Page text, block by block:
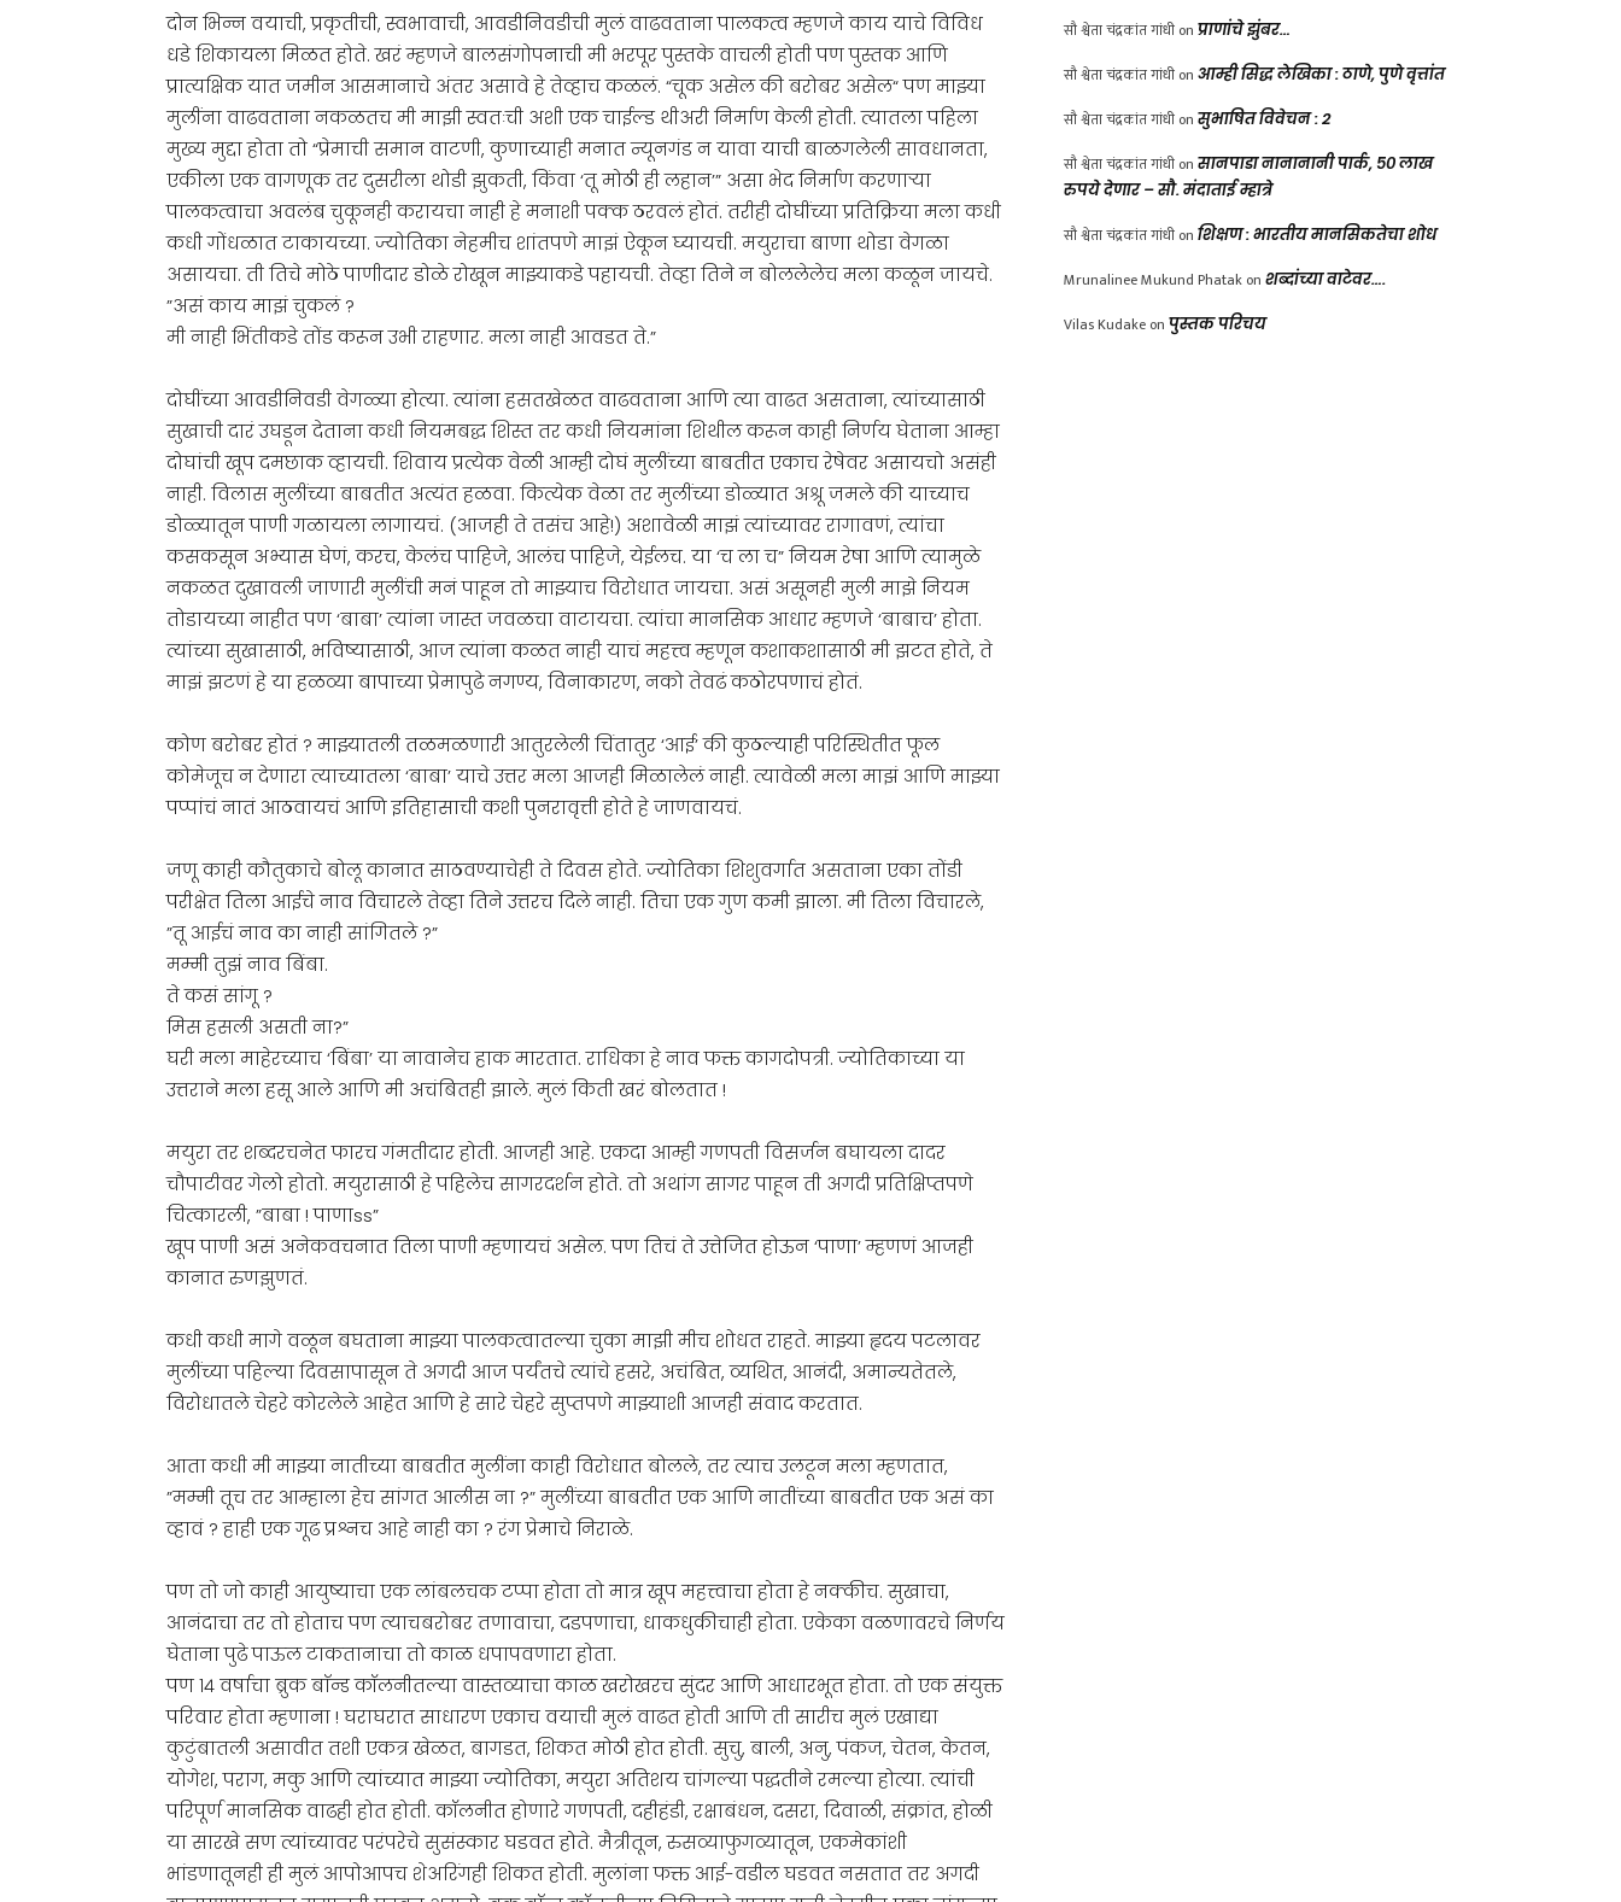
दोन भिन्न वयाची, प्रकृतीची, स्वभावाची, आवडीनिवडीची मुलं वाढवताना पालकत्व म्हणजे काय याचे विविध
धडे शिकायला मिळत होते. खरं म्हणजे बालसंगोपनाची मी भरपूर पुस्तके वाचली होती पण पुस्तक आणि
प्रात्यक्षिक यात जमीन आसमानाचे अंतर असावे हे तेव्हाच कळलं. “चूक असेल की बरोबर असेल“ पण माझ्या
मुलींना वाढवताना नकळतच मी माझी स्वतःची अशी एक चाईल्ड थीअरी निर्माण केली होती. त्यातला पहिला
मुख्य मुद्दा होता तो “प्रेमाची समान वाटणी, कुणाच्याही मनात न्यूनगंड न यावा याची बाळगलेली सावधानता,
एकीला एक वागणूक तर दुसरीला थोडी झुकती, किंवा ‘तू मोठी ही लहान’” असा भेद निर्माण करणाऱ्या
पालकत्वाचा अवलंब चुकूनही करायचा नाही हे मनाशी पक्क ठरवलं होतं. तरीही दोघींच्या प्रतिक्रिया मला कधी
कधी गोंधळात टाकायच्या. ज्योतिका नेहमीच शांतपणे माझं ऐकून घ्यायची. मयुराचा बाणा थोडा वेगळा
असायचा. ती तिचे मोठे पाणीदार डोळे रोखून माझ्याकडे पहायची. तेव्हा तिने न बोललेलेच मला कळून जायचे.
”असं काय माझं चुकलं ?
मी नाही भिंतीकडे तोंड करून उभी राहणार. मला नाही आवडत ते.”
दोघींच्या आवडीनिवडी वेगळ्या होत्या. त्यांना हसतखेळत वाढवताना आणि त्या वाढत असताना, त्यांच्यासाठी
सुखाची दारं उघडून देताना कधी नियमबद्ध शिस्त तर कधी नियमांना शिथील करून काही निर्णय घेताना आम्हा
दोघांची खूप दमछाक व्हायची. शिवाय प्रत्येक वेळी आम्ही दोघं मुलींच्या बाबतीत एकाच रेषेवर असायचो असंही
नाही. विलास मुलींच्या बाबतीत अत्यंत हळवा. कित्येक वेळा तर मुलींच्या डोळ्यात अश्रू जमले की याच्याच
डोळ्यातून पाणी गळायला लागायचं. (आजही ते तसंच आहे!) अशावेळी माझं त्यांच्यावर रागावणं, त्यांचा
कसकसून अभ्यास घेणं, करच, केलंच पाहिजे, आलंच पाहिजे, येईलच. या ‘च ला च” नियम रेषा आणि त्यामुळे
नकळत दुखावली जाणारी मुलींची मनं पाहून तो माझ्याच विरोधात जायचा. असं असूनही मुली माझे नियम
तोडायच्या नाहीत पण ‘बाबा’ त्यांना जास्त जवळचा वाटायचा. त्यांचा मानसिक आधार म्हणजे ‘बाबाच’ होता.
त्यांच्या सुखासाठी, भविष्यासाठी, आज त्यांना कळत नाही याचं महत्त्व म्हणून कशाकशासाठी मी झटत होते, ते
माझं झटणं हे या हळव्या बापाच्या प्रेमापुढे नगण्य, विनाकारण, नको तेवढं कठोरपणाचं होतं.
कोण बरोबर होतं ? माझ्यातली तळमळणारी आतुरलेली चिंतातुर ‘आई’ की कुठल्याही परिस्थितीत फूल
कोमेजूच न देणारा त्याच्यातला ‘बाबा’ याचे उत्तर मला आजही मिळालेलं नाही. त्यावेळी मला माझं आणि माझ्या
पप्पांचं नातं आठवायचं आणि इतिहासाची कशी पुनरावृत्ती होते हे जाणवायचं.
जणू काही कौतुकाचे बोलू कानात साठवण्याचेही ते दिवस होते. ज्योतिका शिशुवर्गात असताना एका तोंडी
परीक्षेत तिला आईचे नाव विचारले तेव्हा तिने उत्तरच दिले नाही. तिचा एक गुण कमी झाला. मी तिला विचारले,
”तू आईचं नाव का नाही सांगितले ?”
मम्मी तुझं नाव बिंबा.
ते कसं सांगू ?
मिस हसली असती ना?”
घरी मला माहेरच्याच ‘बिंबा’ या नावानेच हाक मारतात. राधिका हे नाव फक्त कागदोपत्री. ज्योतिकाच्या या
उत्तराने मला हसू आले आणि मी अचंबितही झाले. मुलं किती खरं बोलतात !
मयुरा तर शब्दरचनेत फारच गंमतीदार होती. आजही आहे. एकदा आम्ही गणपती विसर्जन बघायला दादर
चौपाटीवर गेलो होतो. मयुरासाठी हे पहिलेच सागरदर्शन होते. तो अथांग सागर पाहून ती अगदी प्रतिक्षिप्तपणे
चित्कारली, ”बाबा ! पाणाss”
खूप पाणी असं अनेकवचनात तिला पाणी म्हणायचं असेल. पण तिचं ते उत्तेजित होऊन ‘पाणा’ म्हणणं आजही
कानात रुणझुणतं.
कधी कधी मागे वळून बघताना माझ्या पालकत्वातल्या चुका माझी मीच शोधत राहते. माझ्या हृदय पटलावर
मुलींच्या पहिल्या दिवसापासून ते अगदी आज पर्यंतचे त्यांचे हसरे, अचंबित, व्यथित, आनंदी, अमान्यतेतले,
विरोधातले चेहरे कोरलेले आहेत आणि हे सारे चेहरे सुप्तपणे माझ्याशी आजही संवाद करतात.
आता कधी मी माझ्या नातीच्या बाबतीत मुलींना काही विरोधात बोलले, तर त्याच उलटून मला म्हणतात,
”मम्मी तूच तर आम्हाला हेच सांगत आलीस ना ?” मुलींच्या बाबतीत एक आणि नातींच्या बाबतीत एक असं का
व्हावं ? हाही एक गूढ प्रश्नच आहे नाही का ? रंग प्रेमाचे निराळे.
पण तो जो काही आयुष्याचा एक लांबलचक टप्पा होता तो मात्र खूप महत्त्वाचा होता हे नक्कीच. सुखाचा,
आनंदाचा तर तो होताच पण त्याचबरोबर तणावाचा, दडपणाचा, धाकधुकीचाही होता. एकेका वळणावरचे निर्णय
घेताना पुढे पाऊल टाकतानाचा तो काळ धपापवणारा होता.
पण १४ वर्षाचा ब्रुक बाॅन्ड कॉलनीतल्या वास्तव्याचा काळ खरोखरच सुंदर आणि आधारभूत होता. तो एक संयुक्त
परिवार होता म्हणाना ! घराघरात साधारण एकाच वयाची मुलं वाढत होती आणि ती सारीच मुलं एखाद्या
कुटुंबातली असावीत तशी एकत्र खेळत, बागडत, शिकत मोठी होत होती. सुचु, बाली, अनु, पंकज, चेतन, केतन,
योगेश, पराग, मकु आणि त्यांच्यात माझ्या ज्योतिका, मयुरा अतिशय चांगल्या पद्धतीने रमल्या होत्या. त्यांची
परिपूर्ण मानसिक वाढही होत होती. कॉलनीत होणारे गणपती, दहीहंडी, रक्षाबंधन, दसरा, दिवाळी, संक्रांत, होळी
या सारखे सण त्यांच्यावर परंपरेचे सुसंस्कार घडवत होते. मैत्रीतून, रुसव्याफुगव्यातून, एकमेकांशी
भांडणातूनही ही मुलं आपोआपच शेअरिंगही शिकत होती. मुलांना फक्त आई-वडील घडवत नसतात तर अगदी
सौ श्वेता चंद्रकांत गांधी on प्राणांचे झुंबर…
सौ श्वेता चंद्रकांत गांधी on आम्ही सिद्ध लेखिका : ठाणे, पुणे वृत्तांत
सौ श्वेता चंद्रकांत गांधी on सुभाषित विवेचन : 2
सौ श्वेता चंद्रकांत गांधी on सानपाडा नानानानी पार्क, ५० लाख
रुपये देणार – सौ. मंदाताई म्हात्रे
सौ श्वेता चंद्रकांत गांधी on शिक्षण : भारतीय मानसिकतेचा शोध
Mrunalinee Mukund Phatak on शब्दांच्या वाटेवर….
Vilas Kudake on पुस्तक परिचय